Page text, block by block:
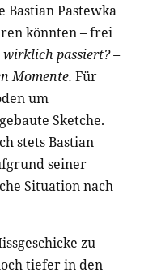
Bastian Pastewka
könnten – frei
wirklich passiert? –
Momente. Für
um
Sketche.
stets Bastian
seiner
Situation nach
zu
tiefer in den